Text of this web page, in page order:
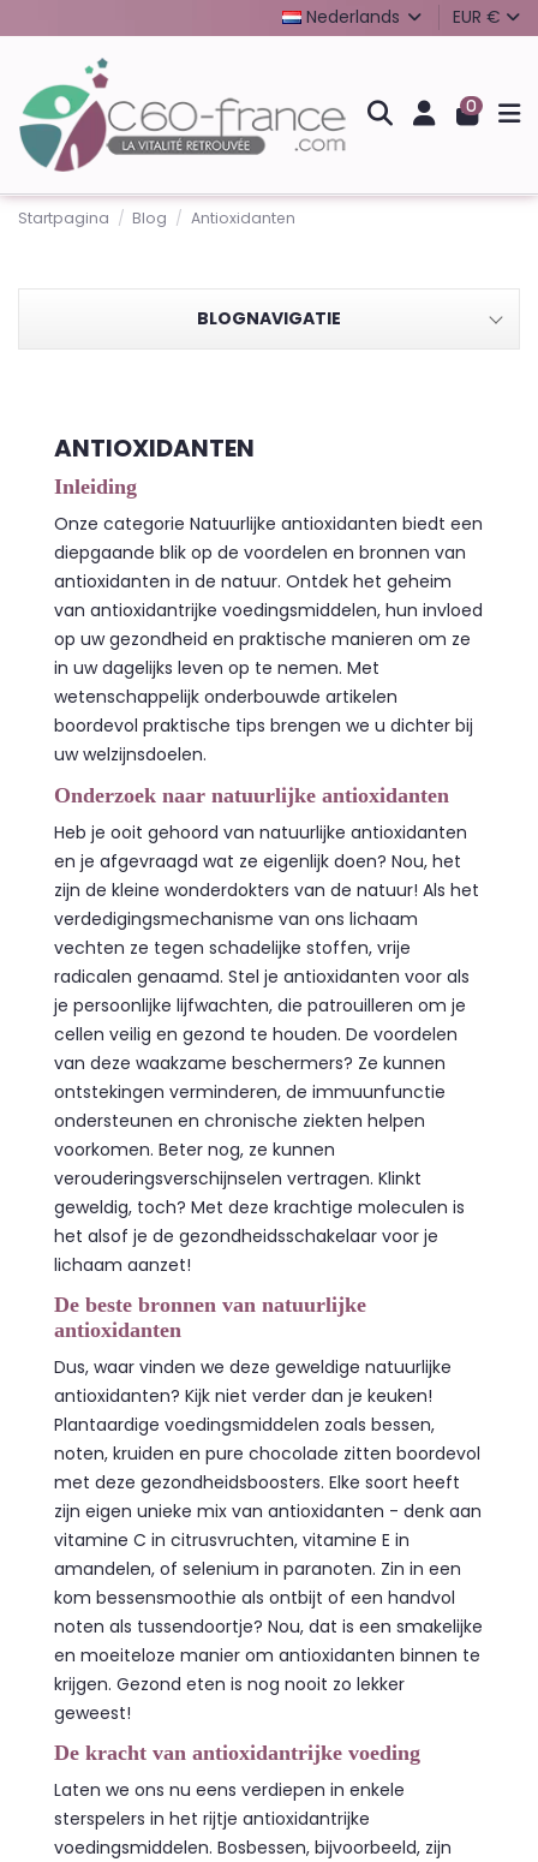
Nederlands EUR €
0
Startpagina Blog Antioxidanten
BLOGNAVIGATIE
ANTIOXIDANTEN
Inleiding
Onze categorie Natuurlijke antioxidanten biedt een
diepgaande blik op de voordelen en bronnen van
antioxidanten in de natuur. Ontdek het geheim
van antioxidantrijke voedingsmiddelen, hun invloed
op uw gezondheid en praktische manieren om ze
in uw dagelijks leven op te nemen. Met
wetenschappelijk onderbouwde artikelen
boordevol praktische tips brengen we u dichter bij
uw welzijnsdoelen.
Onderzoek naar natuurlijke antioxidanten
Heb je ooit gehoord van natuurlijke antioxidanten
en je afgevraagd wat ze eigenlijk doen? Nou, het
zijn de kleine wonderdokters van de natuur! Als het
verdedigingsmechanisme van ons lichaam
vechten ze tegen schadelijke stoffen, vrije
radicalen genaamd. Stel je antioxidanten voor als
je persoonlijke lijfwachten, die patrouilleren om je
cellen veilig en gezond te houden. De voordelen
van deze waakzame beschermers? Ze kunnen
ontstekingen verminderen, de immuunfunctie
ondersteunen en chronische ziekten helpen
voorkomen. Beter nog, ze kunnen
verouderingsverschijnselen vertragen. Klinkt
geweldig, toch? Met deze krachtige moleculen is
het alsof je de gezondheidsschakelaar voor je
lichaam aanzet!
De beste bronnen van natuurlijke
antioxidanten
Dus, waar vinden we deze geweldige natuurlijke
antioxidanten? Kijk niet verder dan je keuken!
Plantaardige voedingsmiddelen zoals bessen,
noten, kruiden en pure chocolade zitten boordevol
met deze gezondheidsboosters. Elke soort heeft
zijn eigen unieke mix van antioxidanten - denk aan
vitamine C in citrusvruchten, vitamine E in
amandelen, of selenium in paranoten. Zin in een
kom bessensmoothie als ontbijt of een handvol
noten als tussendoortje? Nou, dat is een smakelijke
en moeiteloze manier om antioxidanten binnen te
krijgen. Gezond eten is nog nooit zo lekker
geweest!
De kracht van antioxidantrijke voeding
Laten we ons nu eens verdiepen in enkele
sterspelers in het rijtje antioxidantrijke
voedingsmiddelen. Bosbessen, bijvoorbeeld, zijn